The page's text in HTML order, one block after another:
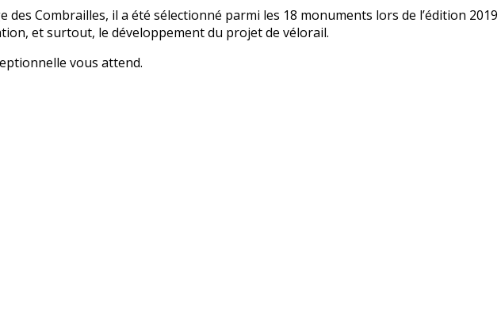
des Combrailles, il a été sélectionné parmi les 18 monuments lors de l’édition
et surtout, le développement du projet de vélorail.
vous attend.